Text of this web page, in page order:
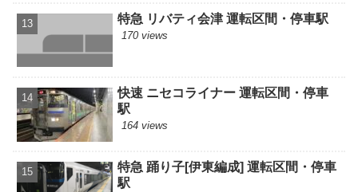
特急 リバティ会津 運転区間・停車駅
170 views
快速 ニセコライナー 運転区間・停車
駅
164 views
特急 踊り子[伊東編成] 運転区間・停車
駅